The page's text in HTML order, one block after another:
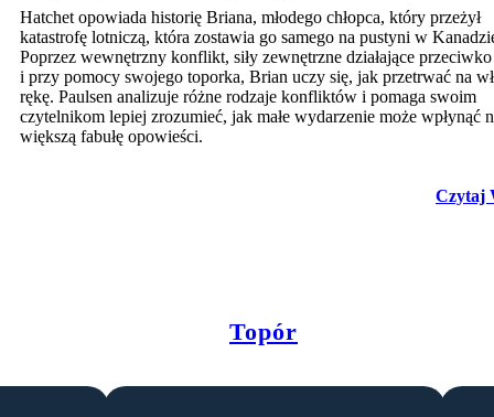
Hatchet opowiada historię Briana, młodego chłopca, który przeżył
katastrofę lotniczą, która zostawia go samego na pustyni w
Poprzez wewnętrzny konflikt, siły zewnętrzne działające
i przy pomocy swojego toporka, Brian uczy się, jak przetrwać na
rękę. Paulsen analizuje różne rodzaje konfliktów i pomaga swoim
czytelnikom lepiej zrozumieć, jak małe wydarzenie może wpłynąć
większą fabułę opowieści.
Czytaj
Topór